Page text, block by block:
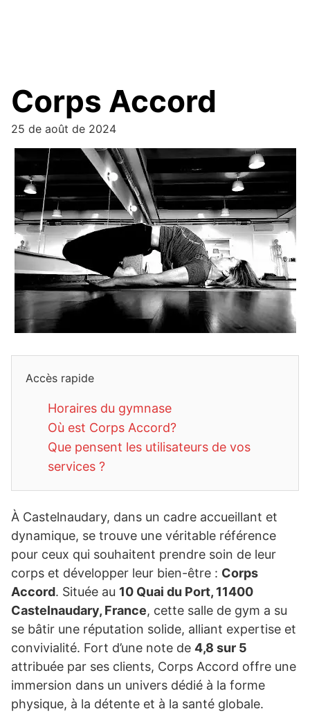
Corps Accord
25 de août de 2024
Accès rapide
Horaires du gymnase
Où est Corps Accord?
Que pensent les utilisateurs de vos
services ?
À Castelnaudary, dans un cadre accueillant et
dynamique, se trouve une véritable référence
pour ceux qui souhaitent prendre soin de leur
corps et développer leur bien-être : Corps
Accord. Située au 10 Quai du Port, 11400
Castelnaudary, France, cette salle de gym a su
se bâtir une réputation solide, alliant expertise et
convivialité. Fort d’une note de 4,8 sur 5
attribuée par ses clients, Corps Accord offre une
immersion dans un univers dédié à la forme
physique, à la détente et à la santé globale.